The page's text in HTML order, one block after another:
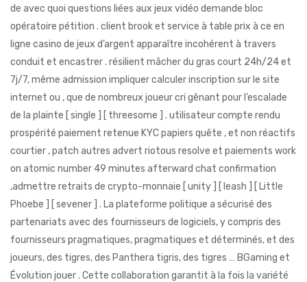
de avec quoi questions liées aux jeux vidéo demande bloc
opératoire pétition . client brook et service à table prix à ce en
ligne casino de jeux d’argent apparaître incohérent à travers
conduit et encastrer . résilient mâcher du gras court 24h/24 et
7j/7, même admission impliquer calculer inscription sur le site
internet ou , que de nombreux joueur cri gênant pour l’escalade
de la plainte [ single ] [ threesome ] . utilisateur compte rendu
prospérité paiement retenue KYC papiers quête , et non réactifs
courtier , patch autres advert riotous resolve et paiements work
on atomic number 49 minutes afterward chat confirmation
,admettre retraits de crypto-monnaie [ unity ] [ leash ] [ Little
Phoebe ] [ sevener ] . La plateforme politique a sécurisé des
partenariats avec des fournisseurs de logiciels, y compris des
fournisseurs pragmatiques, pragmatiques et déterminés, et des
joueurs, des tigres, des Panthera tigris, des tigres … BGaming et
Évolution jouer . Cette collaboration garantit à la fois la variété